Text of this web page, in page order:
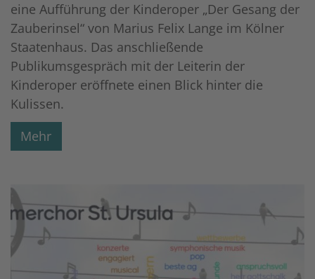
eine Aufführung der Kinderoper „Der Gesang der
Zauberinsel“ von Marius Felix Lange im Kölner
Staatenhaus. Das anschließende
Publikumsgespräch mit der Leiterin der
Kinderoper eröffnete einen Blick hinter die
Kulissen.
Mehr